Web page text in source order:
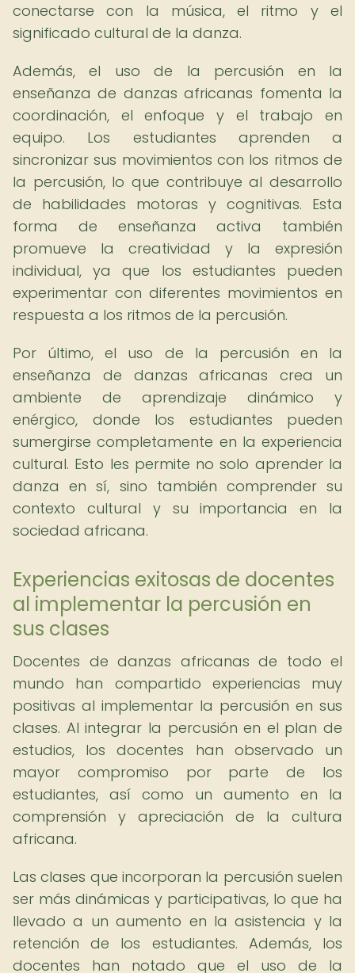
conectarse con la música, el ritmo y el
significado cultural de la danza.
Además, el uso de la percusión en la
enseñanza de danzas africanas fomenta la
coordinación, el enfoque y el trabajo en
equipo. Los estudiantes aprenden a
sincronizar sus movimientos con los ritmos de
la percusión, lo que contribuye al desarrollo
de habilidades motoras y cognitivas. Esta
forma de enseñanza activa también
promueve la creatividad y la expresión
individual, ya que los estudiantes pueden
experimentar con diferentes movimientos en
respuesta a los ritmos de la percusión.
Por último, el uso de la percusión en la
enseñanza de danzas africanas crea un
ambiente de aprendizaje dinámico y
enérgico, donde los estudiantes pueden
sumergirse completamente en la experiencia
cultural. Esto les permite no solo aprender la
danza en sí, sino también comprender su
contexto cultural y su importancia en la
sociedad africana.
Experiencias exitosas de docentes
al implementar la percusión en
sus clases
Docentes de danzas africanas de todo el
mundo han compartido experiencias muy
positivas al implementar la percusión en sus
clases. Al integrar la percusión en el plan de
estudios, los docentes han observado un
mayor compromiso por parte de los
estudiantes, así como un aumento en la
comprensión y apreciación de la cultura
africana.
Las clases que incorporan la percusión suelen
ser más dinámicas y participativas, lo que ha
llevado a un aumento en la asistencia y la
retención de los estudiantes. Además, los
docentes han notado que el uso de la